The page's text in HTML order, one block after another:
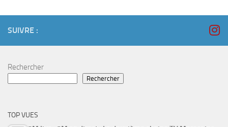
SUIVRE :
Rechercher
Rechercher
TOP VUES